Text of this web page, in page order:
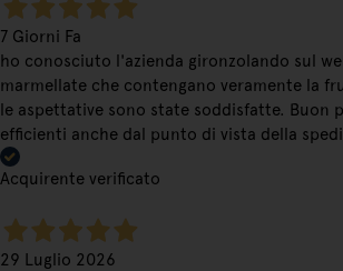
7 Giorni Fa
ho conosciuto l'azienda gironzolando sul
marmellate che contengano veramente la
le aspettative sono state soddisfatte. Buon
efficienti anche dal punto di vista della
Acquirente verificato
29 Luglio 2026